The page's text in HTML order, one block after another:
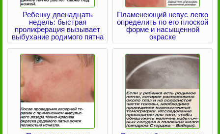
Ребенку двенадцать
недель: быстрая
пролиферация вызывает
выбухание родимого пятна
Пламенеющий невус легко
определить по его плоской
форме и насыщенной
окраске